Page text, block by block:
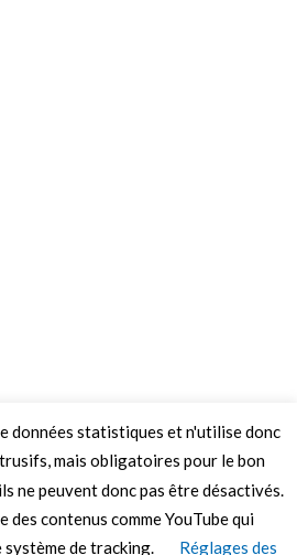
données statistiques et n'utilise donc
mais obligatoires pour le bon
ne peuvent donc pas être désactivés.
des contenus comme YouTube qui
de tracking.
Réglages des